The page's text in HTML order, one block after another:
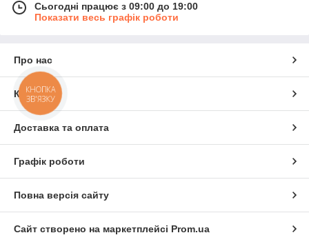
Сьогодні працює з 09:00 до 19:00
Показати весь графік роботи
Про нас
Контакти
Доставка та оплата
Графік роботи
Повна версія сайту
Сайт створено на маркетплейсі Prom.ua
КНОПКА
ЗВ'ЯЗКУ